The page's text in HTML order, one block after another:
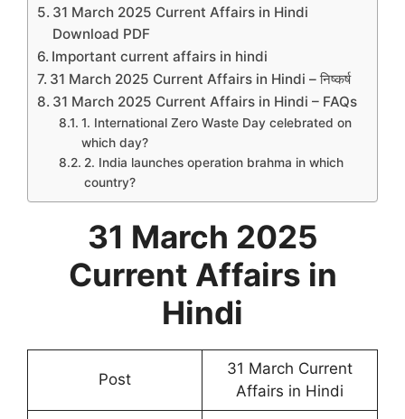
31 March 2025 Current Affairs in Hindi
Download PDF
Important current affairs in hindi
31 March 2025 Current Affairs in Hindi – निष्कर्ष
31 March 2025 Current Affairs in Hindi – FAQs
1. International Zero Waste Day celebrated on
which day?
2. India launches operation brahma in which
country?
31 March 2025
Current Affairs in
Hindi
Post
31 March Current
Affairs in Hindi